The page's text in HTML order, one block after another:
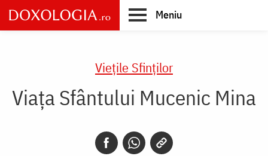
Skip
to
main
Meniu
Vieţile Sfinţilor
Viața Sfântului Mucenic Mina